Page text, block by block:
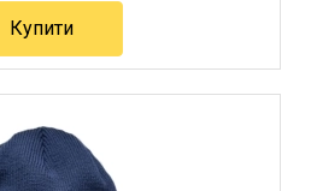
Купити